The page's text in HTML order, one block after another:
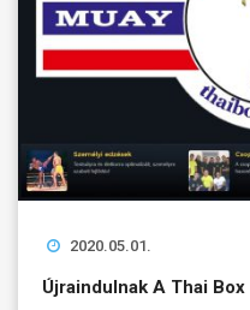
2020.05.01.
Újraindulnak A Thai